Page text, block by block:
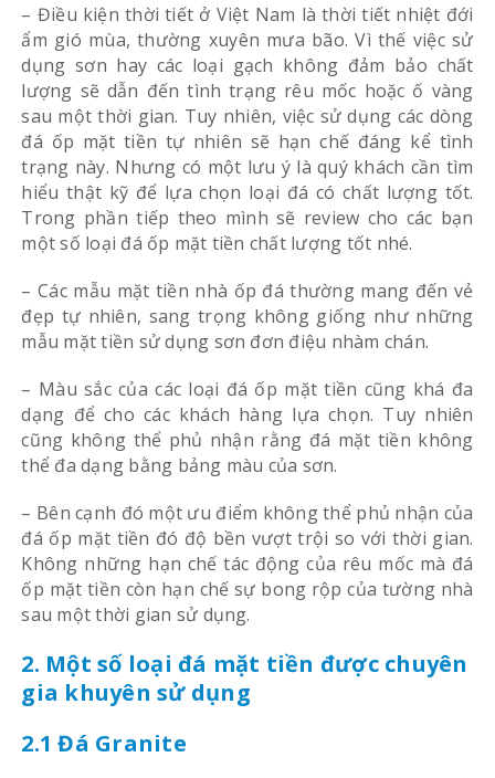
– Điều kiện thời tiết ở Việt Nam là thời tiết nhiệt đới
ẩm gió mùa, thường xuyên mưa bão. Vì thế việc sử
dụng sơn hay các loại gạch không đảm bảo chất
lượng sẽ dẫn đến tình trạng rêu mốc hoặc ố vàng
sau một thời gian. Tuy nhiên, việc sử dụng các dòng
đá ốp mặt tiền tự nhiên sẽ hạn chế đáng kể tình
trạng này. Nhưng có một lưu ý là quý khách cần tìm
hiểu thật kỹ để lựa chọn loại đá có chất lượng tốt.
Trong phần tiếp theo mình sẽ review cho các bạn
một số loại đá ốp mặt tiền chất lượng tốt nhé.
– Các mẫu mặt tiền nhà ốp đá thường mang đến vẻ
đẹp tự nhiên, sang trọng không giống như những
mẫu mặt tiền sử dụng sơn đơn điệu nhàm chán.
– Màu sắc của các loại đá ốp mặt tiền cũng khá đa
dạng để cho các khách hàng lựa chọn. Tuy nhiên
cũng không thể phủ nhận rằng đá mặt tiền không
thể đa dạng bằng bảng màu của sơn.
– Bên cạnh đó một ưu điểm không thể phủ nhận của
đá ốp mặt tiền đó độ bền vượt trội so với thời gian.
Không những hạn chế tác động của rêu mốc mà đá
ốp mặt tiền còn hạn chế sự bong rộp của tường nhà
sau một thời gian sử dụng.
2. Một số loại đá mặt tiền được chuyên
gia khuyên sử dụng
2.1 Đá Granite